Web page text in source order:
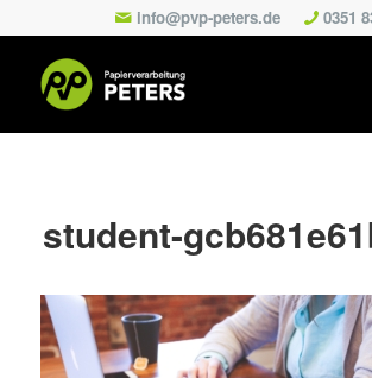
info@pvp-peters.de 0351
student-